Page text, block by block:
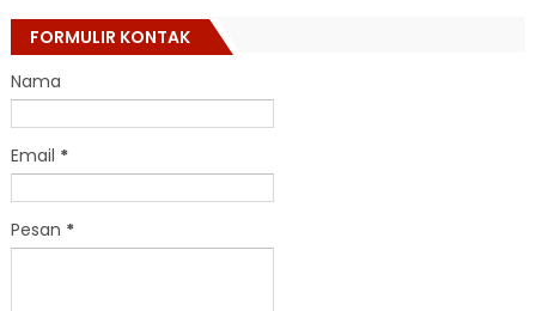
FORMULIR KONTAK
Nama
Email *
Pesan *